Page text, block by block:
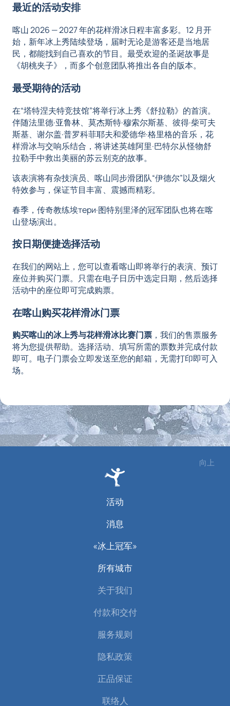
最近的活动安排
喀山 2026 — 2027 年的花样滑冰日程丰富多彩。12 月开
始，新年冰上秀陆续登场，届时无论是游客还是当地居
民，都能找到自己喜欢的节目。最受欢迎的圣诞故事是
《胡桃夹子》，而多个创意团队将推出各自的版本。
最受期待的活动
在“塔特涅夫特竞技馆”将举行冰上秀《舒拉勒》的首演。
伴随法里德·亚鲁林、莫杰斯特·穆索尔斯基、彼得·柴可夫
斯基、谢尔盖·普罗科菲耶夫和爱德华·格里格的音乐，花
样滑冰与交响乐结合，将讲述英雄阿里·巴特尔从怪物舒
拉勒手中救出美丽的苏云别克的故事。
该表演将有杂技演员、喀山同步滑团队“伊德尔”以及烟火
特效参与，保证节目丰富、震撼而精彩。
春季，传奇教练埃тери·图特别里泽的冠军团队也将在喀
山登场演出。
按日期便捷选择活动
在我们的网站上，您可以查看喀山即将举行的表演、预订
座位并购买门票。只需在电子日历中选定日期，然后选择
活动中的座位即可完成购票。
在喀山购买花样滑冰门票
购买喀山的冰上秀与花样滑冰比赛门票 ，我们的售票服务
将为您提供帮助。选择活动、填写所需的票数并完成付款
即可。电子门票会立即发送至您的邮箱，无需打印即可入
场。
向上
活动
消息
«冰上冠军»
所有城市
关于我们
付款和交付
服务规则
隐私政策
正品保证
联络人